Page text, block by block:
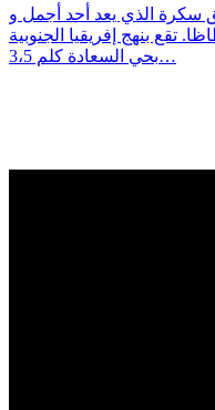
مربع بطريق سكرة الذي يعد أحد أجمل و
تقع بنهج إفريقيا الجنوبية
بحي السعادة كلم 3،5…